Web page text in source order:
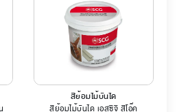
สีย้อมไม้บันได
สีย้อมไม้บันได เอสซีจี สีโอ๊ค